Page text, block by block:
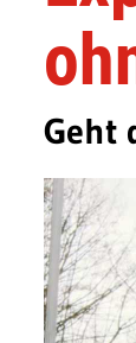
Geht